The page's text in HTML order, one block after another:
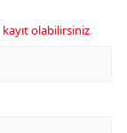
kayıt olabilirsiniz.